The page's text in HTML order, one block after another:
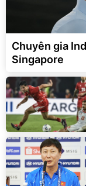
Chuyên gia
Singapore